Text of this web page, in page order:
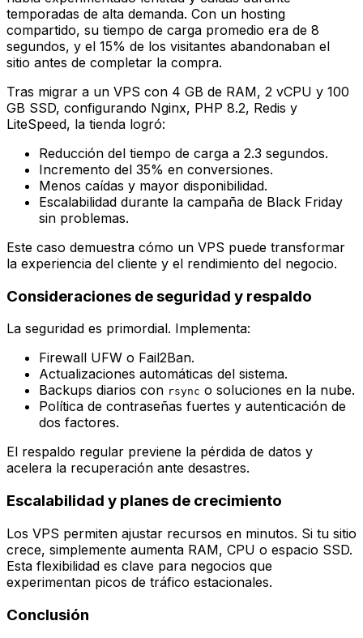
temporadas de alta demanda. Con un hosting
compartido, su tiempo de carga promedio era de 8
segundos, y el 15% de los visitantes abandonaban el
sitio antes de completar la compra.
Tras migrar a un VPS con 4 GB de RAM, 2 vCPU y 100
GB SSD, configurando Nginx, PHP 8.2, Redis y
LiteSpeed, la tienda logró:
Reducción del tiempo de carga a 2.3 segundos.
Incremento del 35% en conversiones.
Menos caídas y mayor disponibilidad.
Escalabilidad durante la campaña de Black Friday
sin problemas.
Este caso demuestra cómo un VPS puede transformar
la experiencia del cliente y el rendimiento del negocio.
Consideraciones de seguridad y respaldo
La seguridad es primordial. Implementa:
Firewall UFW o Fail2Ban.
Actualizaciones automáticas del sistema.
Backups diarios con rsync o soluciones en la nube.
Política de contraseñas fuertes y autenticación de
dos factores.
El respaldo regular previene la pérdida de datos y
acelera la recuperación ante desastres.
Escalabilidad y planes de crecimiento
Los VPS permiten ajustar recursos en minutos. Si tu sitio
crece, simplemente aumenta RAM, CPU o espacio SSD.
Esta flexibilidad es clave para negocios que
experimentan picos de tráfico estacionales.
Conclusión